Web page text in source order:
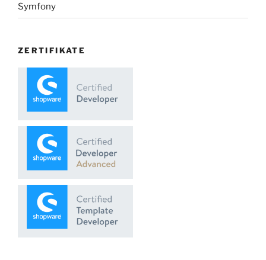
Symfony
ZERTIFIKATE